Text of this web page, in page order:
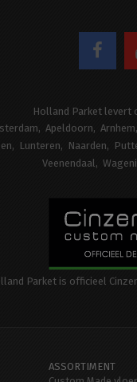
Holland Parket levert
Apeldoorn Arnhem
Lunteren Naarden
Veenendaal
Parket is officieel
ASSORTIMENT